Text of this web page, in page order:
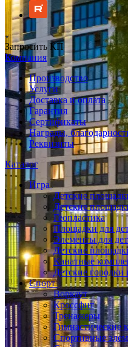
Запросить КП
Компания
Производство
Услуги
Доставка и оплата
Гарантия
Сертификаты
Награды,
Реквизиты
Каталог
Игра
Детские
Детские
Геопластика
Площадки для
Элементы для
Детские
Канатные
Детские городки
Спорт
Воркаут
Кроссфит
Тренажеры
Гимнастические
Спортивные